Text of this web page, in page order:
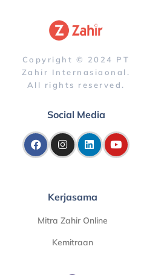
Copyright © 2024 PT
Zahir Internasiaonal.
All rights reserved.
Social Media
Kerjasama
Mitra Zahir Online
Kemitraan